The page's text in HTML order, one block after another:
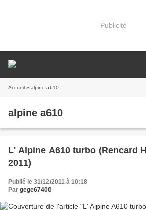
Publicité
Accueil » alpine a610
alpine a610
L' Alpine A610 turbo (Rencard
2011)
Publié le 31/12/2011 à 10:18
Par gege67400